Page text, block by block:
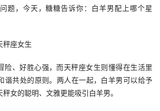
题，今天，糖糖告诉你：白羊男配上哪个星
座女生
、好胜心强，而天秤座女生则懂得在生活里
谐共处的原则。两人在一起，白羊男可以给予
女的聪明、文雅更能吸引白羊男。